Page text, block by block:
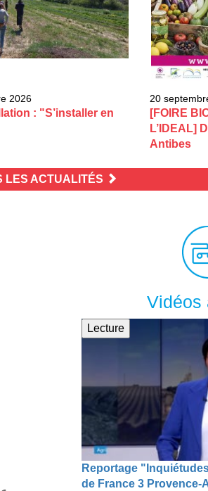
2026
: "S’installer en
20
[FOIRE
L’IDEAL]
Antibes
LES ACTUALITÉS
Vidéos
Lecture
Reportage
de France 3 Provence-